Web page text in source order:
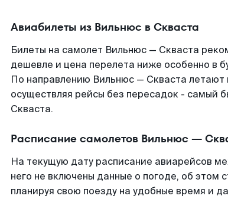
Авиабилеты из Вильнюс в Скваста
Билеты на самолет Вильнюс — Скваста
дешевле и цена перелета ниже особенно в
По направлению Вильнюс — Скваста летают
осуществляя рейсы без пересадок - самый
Скваста.
Расписание самолетов Вильнюс —
На текущую дату расписание авиарейсов
него не включены данные о погоде, об этом
планируя свою поезду на удобные время и